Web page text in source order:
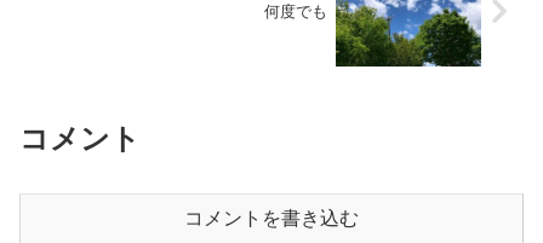
何度でも
コメント
コメントを書き込む